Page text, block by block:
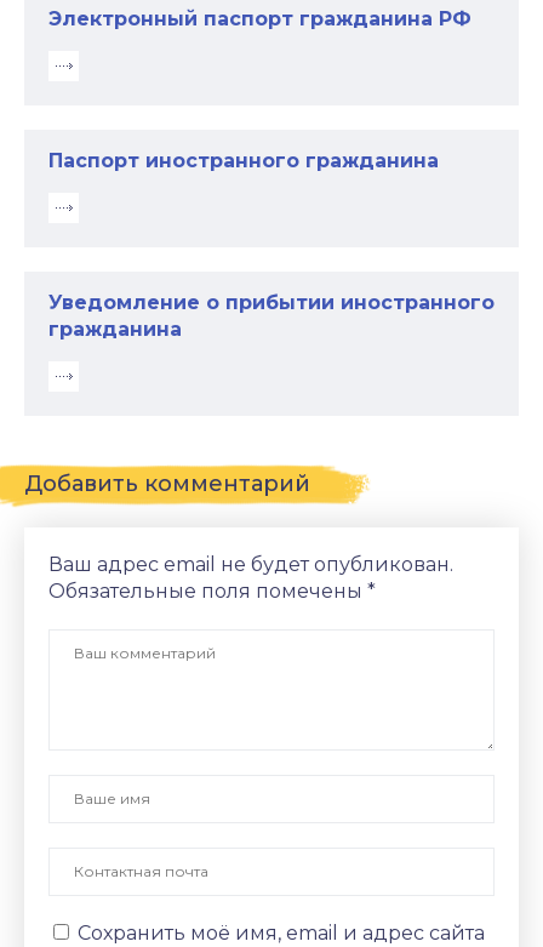
Электронный паспорт гражданина РФ
Паспорт иностранного гражданина
Уведомление о прибытии иностранного
гражданина
Добавить комментарий
Ваш адрес email не будет опубликован.
Обязательные поля помечены *
Сохранить моё имя, email и адрес сайта